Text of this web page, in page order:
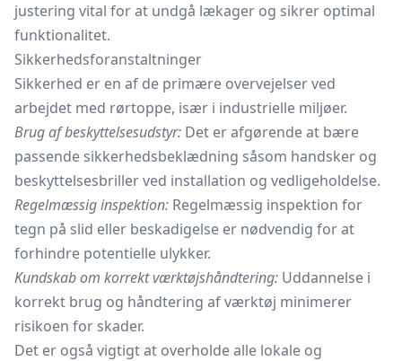
justering vital for at undgå lækager og sikrer optimal
funktionalitet.
Sikkerhedsforanstaltninger
Sikkerhed er en af de primære overvejelser ved
arbejdet med rørtoppe, især i industrielle miljøer.
Brug af beskyttelsesudstyr: Det er afgørende at bære
passende sikkerhedsbeklædning såsom handsker og
beskyttelsesbriller ved installation og vedligeholdelse.
Regelmæssig inspektion: Regelmæssig inspektion for
tegn på slid eller beskadigelse er nødvendig for at
forhindre potentielle ulykker.
Kundskab om korrekt værktøjshåndtering: Uddannelse i
korrekt brug og håndtering af værktøj minimerer
risikoen for skader.
Det er også vigtigt at overholde alle lokale og